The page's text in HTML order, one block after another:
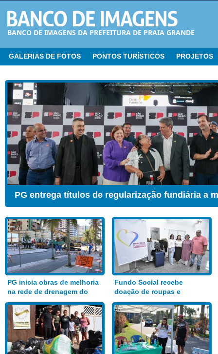
BANCO DE IMAGENS DA PREFEITURA DE PRAIA GRANDE
GALERIAS DE FOTOS PONTOS TURÍSTICOS PROJETOS
CER ganha Sala de Estimulação Sensorial
PG inicia obras de melhoria
na rede de drenagem do
Bairro Aviação
Fundo Social recebe
doação de roupas e
alimentos